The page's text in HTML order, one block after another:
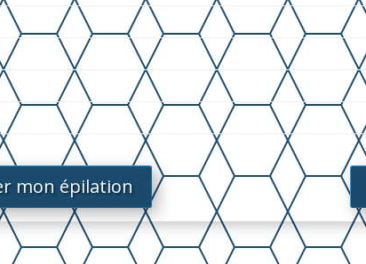
mon épilation